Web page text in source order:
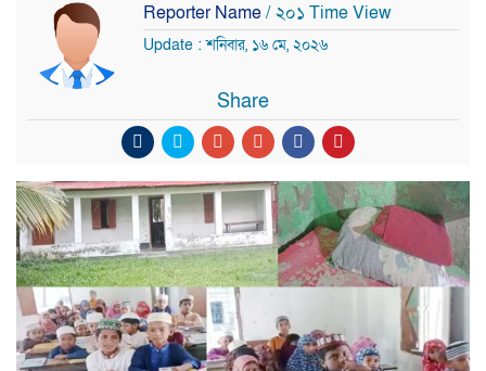
Reporter Name/ ২০১ Time View
Update : শনিবার, ১৬ মে, ২০২৬
Share